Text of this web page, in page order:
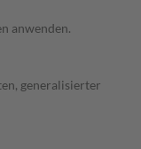
anwenden.
generalisierter